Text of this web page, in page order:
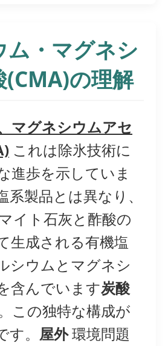
ム・マグネシ
(CMA)の理解
マグネシウムアセ
これは除氷技術に
進歩を示していま
系製品とは異なり、
イト石灰と酢酸の
生成される有機塩
シウムとマグネシ
含んでいます炭酸
この独特な構成が
。 屋外環境問題